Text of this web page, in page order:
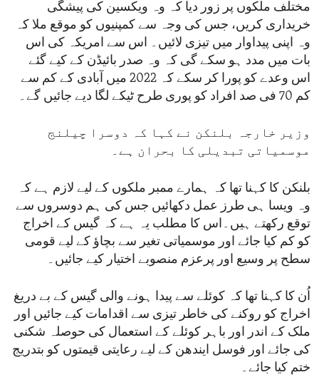
مختلف ملکوں پر زور دیا کہ وہ ویکسین کی پیشگی
خریداری کریں، جس کی وجہ سے کمپنیوں کو موقع ملا کہ
وہ اپنی پیداوار میں تیزی لائیں۔ اس سے امریکہ کی اس
بات میں مدد ہو سکے گی کہ وہ صدر بائیڈن کے کیے گئے
اس وعدے کو پورا کر سکے کہ 2022 میں آبادی کے کم سے
کم 70 فی صد افراد کو پوری طرح ٹیکے لگا دیے جائیں گے۔
وزیر خارجہ بلنکن نے کہا کہ دوسرا چیلنج
موسمیاتی تبدیلی کا بحران ہے۔
بلنکن کا کہنا تھا کہ ہمارے ممبر ملکوں کے لیے لازم ہے کہ
وہ ویسا ہی طرز عمل دکھائیں جس کی ہم دوسروں سے
توقع رکھتے ہیں۔اس کا مطلب یہ ہے کہ گیس کے اخراج
کو کم کیا جائے اور موسمیاتی تغیر سے بچاؤ کے لیے قومی
سطح پر وسیع اور پرعزم منصوبے اختیار کیے جائیں۔
اُن کا کہنا تھا کہ کوئلے سے پیدا ہونے والی گیس کے بے دریغ
اخراج کو روکنے کی خاطر تیزی سے اقدامات کیے جائیں اور
ملک کے اندر اور باہر کوئلے کے استعمال کی حوصلہ شکنی
کی جائے اور فوسل ایندھن کے لیے رعایتی قیمتوں کو بتدریج
ختم کیا جائے۔